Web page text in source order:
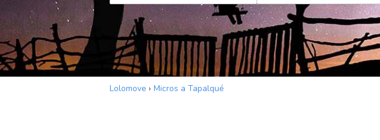
Lolomove › Micros a Tapalqué